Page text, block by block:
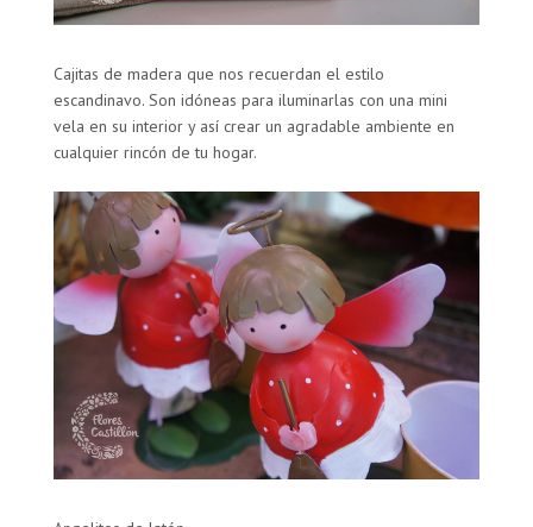
Cajitas de madera que nos recuerdan el estilo
escandinavo. Son idóneas para iluminarlas con una mini
vela en su interior y así crear un agradable ambiente en
cualquier rincón de tu hogar.